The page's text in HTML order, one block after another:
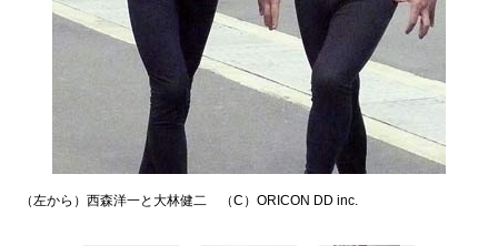
（左から）西森洋一と大林健二 （C）ORICON DD inc.